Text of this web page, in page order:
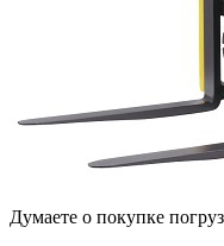
Думаете о покупке